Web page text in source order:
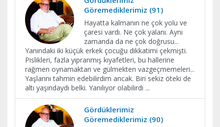
Göremediklerimiz (91)
Hayatta kalmanın ne çok yolu ve
çaresi vardı. Ne çok yalanı. Aynı
zamanda da ne çok doğrusu...
Yanındaki iki küçük erkek çocuğu dikkatimi çekmişti.
Pislikleri, fazla yıpranmış kıyafetleri, bu hallerine
rağmen oynamaktan ve gülmekten vazgeçmemeleri...
Yaşlarını tahmin edebilirdim ancak. Biri sekiz öteki de
altı yaşındaydı belki. Yanılıyor olabilirdi ...
Gördüklerimiz
Göremediklerimiz (90)